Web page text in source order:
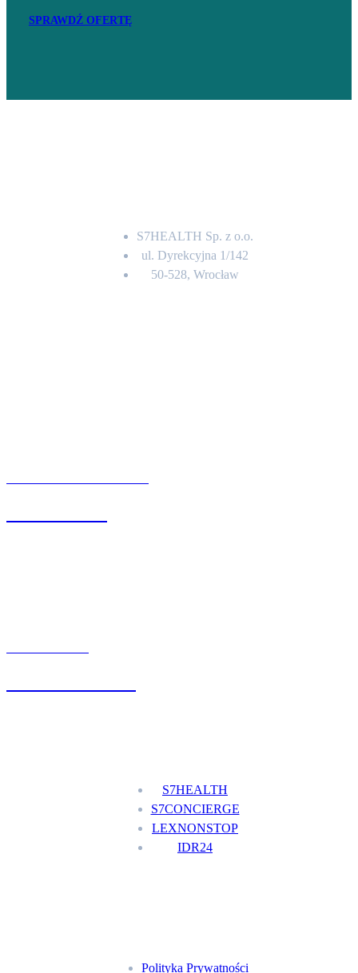
SPRAWDŹ OFERTĘ
S7HEALTH Sp. z o.o.
ul. Dyrekcyjna 1/142
50-528, Wrocław
S7HEALTH
S7CONCIERGE
LEXNONSTOP
IDR24
Polityka Prywatności